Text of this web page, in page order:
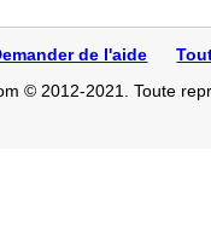
de l'aide
© 2012-2021. Toute